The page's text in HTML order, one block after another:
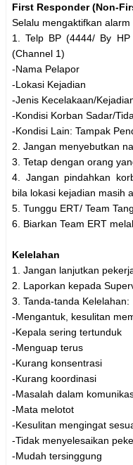
First Responder (Non-
Selalu mengaktifkan alarm
1. Telp BP (4444/ By
(Channel 1)
-Nama Pelapor
-Lokasi Kejadian
-Jenis Kecelakaan/
-Kondisi Korban Sadar/
-Kondisi Lain: Tampak
2. Jangan menyebutkan
3. Tetap dengan orang
4. Jangan pindahkan
bila lokasi kejadian masih
5. Tunggu ERT/ Team
6. Biarkan Team ERT
Kelelahan
1. Jangan lanjutkan
2. Laporkan kepada
3. Tanda-tanda Kelelahan:
-Mengantuk, kesulitan
-Kepala sering tertunduk
-Menguap terus
-Kurang konsentrasi
-Kurang koordinasi
-Masalah dalam
-Mata melotot
-Kesulitan mengingat
-Tidak menyelesaikan
-Mudah tersinggung